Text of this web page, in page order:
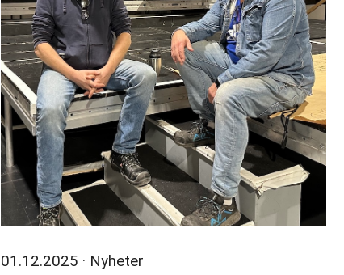
01.12.2025 · Nyheter